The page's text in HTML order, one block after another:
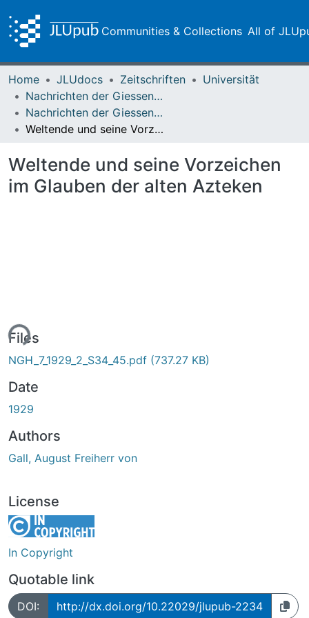
Communities & Collections All of
Home JLUdocs Zeitschriften
Universität
Nachrichten der Giessener Hochschulgesellschaft
Nachrichten der Giessener Hochschulgesellschaft Vol. 07 (1929) Heft 2
Weltende und seine Vorzeichen im Glauben der alten Azteken
Weltende und seine Vorzeichen
im Glauben der alten Azteken
Files
NGH_7_1929_2_S34_45.pdf (737.27 KB)
Date
1929
Authors
Gall, August Freiherr von
License
In Copyright
Quotable link
DOI: http://dx.doi.org/10.22029/jlupub-2234